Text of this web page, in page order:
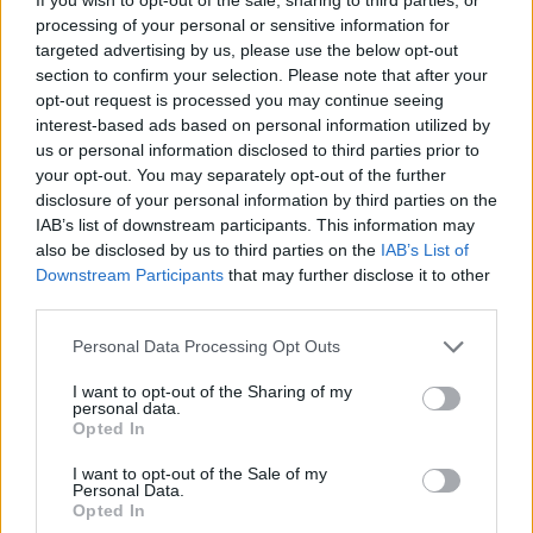
processing of your personal or sensitive information for
targeted advertising by us, please use the below opt-out
section to confirm your selection. Please note that after your
opt-out request is processed you may continue seeing
interest-based ads based on personal information utilized by
us or personal information disclosed to third parties prior to
your opt-out. You may separately opt-out of the further
disclosure of your personal information by third parties on the
IAB’s list of downstream participants. This information may
also be disclosed by us to third parties on the IAB’s List of
Downstream Participants that may further disclose it to other
Personal Data Processing Opt Outs
I want to opt-out of the Sharing of my
personal data.
Opted In
I want to opt-out of the Sale of my
Personal Data.
Opted In
CZYTAJ TEŻ:
Games Clash z dwoma turniejami na
terenie Polski w 2020 roku!
Organizatorzy już wcześniej zapewnili, że na Śląsk
zawitają formacje zarówno z Polski, jak i z zagranicy,
niemniej szczegółów jeszcze nie znamy. Już dziś
poznaliśmy natomiast pierwszą ekipę, która wystąpi w
zamkniętych eliminacjach do GCA. Będzie to dobrze
Jarząbkowski, Paweł "saju" Pawelczak, Mateusz "PAGO"
Pągowski oraz Damian „peVor” Kozioł. Wyżej
wspominana piątka, mimo że na co dzień rywalizuje
zaledwie w ESEA Open, już zdążyła zaskarbić sobie
sympatię sporej rzeczy fanów, którzy na co dzień
śledzą jej zmagania.